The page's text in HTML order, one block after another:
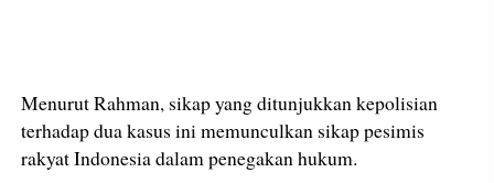
Menurut Rahman, sikap yang ditunjukkan kepolisian
terhadap dua kasus ini memunculkan sikap pesimis
rakyat Indonesia dalam penegakan hukum.